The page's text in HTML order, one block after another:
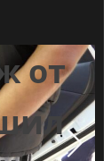
от